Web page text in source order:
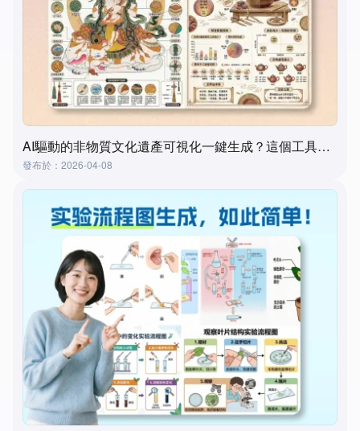
AI驅動的非物質文化遺產可視化一鍵生成？這個工具真的做到了！
發布於：2026-04-08